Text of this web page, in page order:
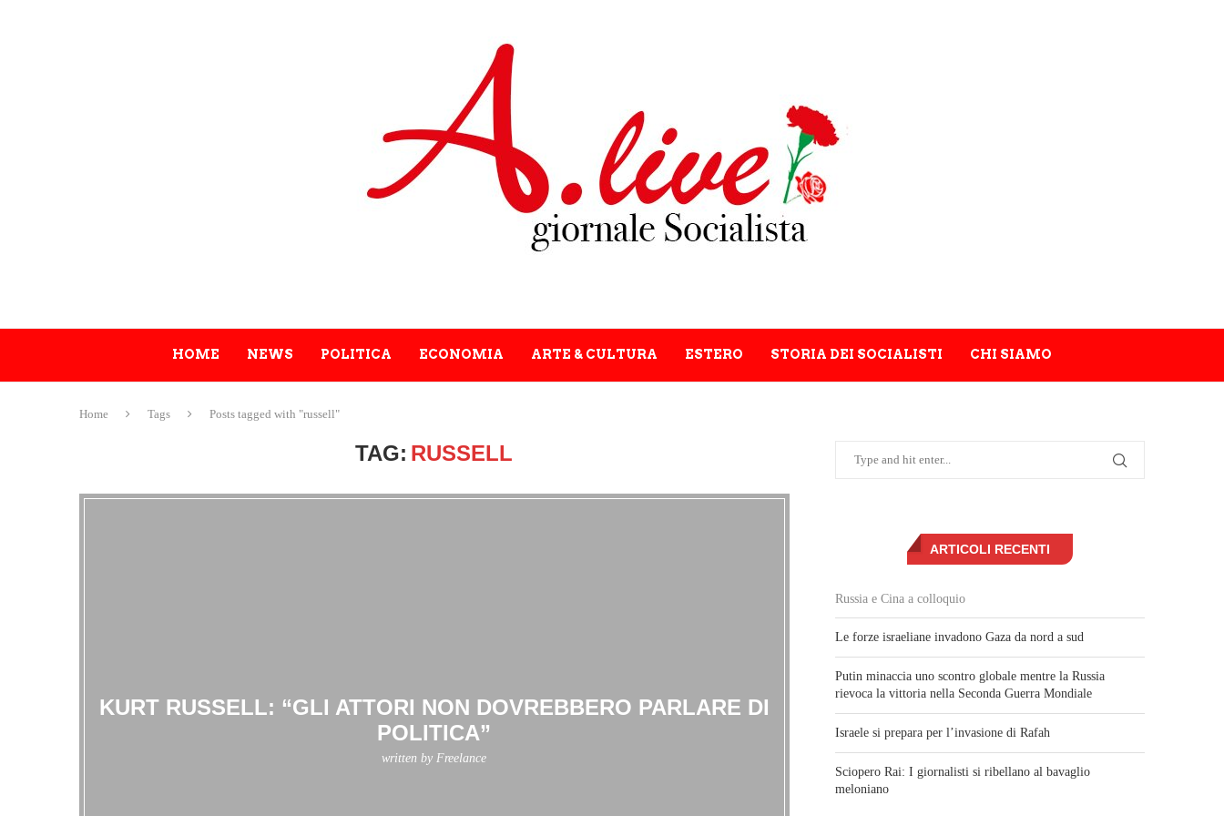
HOME NEWS POLITICA ECONOMIA ARTE & CULTURA ESTERO STORIA DEI SOCIALISTI CHI SIAMO
Home Tags Posts tagged with "russell"
TAG: RUSSELL
KURT RUSSELL: “GLI ATTORI NON DOVREBBERO PARLARE DI
POLITICA”
written by Freelance
ARTICOLI RECENTI
Russia e Cina a colloquio
Le forze israeliane invadono Gaza da nord a sud
Putin minaccia uno scontro globale mentre la Russia
rievoca la vittoria nella Seconda Guerra Mondiale
Israele si prepara per l’invasione di Rafah
Sciopero Rai: I giornalisti si ribellano al bavaglio
meloniano